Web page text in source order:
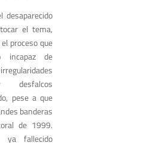
desaparecido
el tema,
proceso que
incapaz de
desfalcos
pese a que
banderas
de 1999.
ya fallecido